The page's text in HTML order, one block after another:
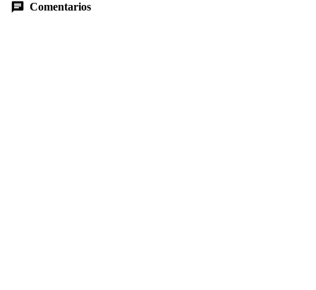
Comentarios